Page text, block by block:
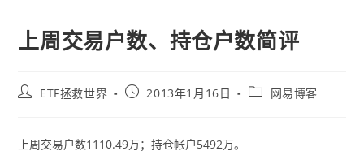
上周交易户数、持仓户数简评
PostETF拯救世界
Post2013年1月16日
Post网易博客
上周交易户数1110.49万；持仓帐户5492万。